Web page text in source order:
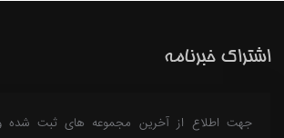
اشتراک خبرنامه
جهت اطلاع از آخرین مجموعه های ثبت شده